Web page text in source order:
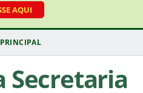
AQUI
Secretaria